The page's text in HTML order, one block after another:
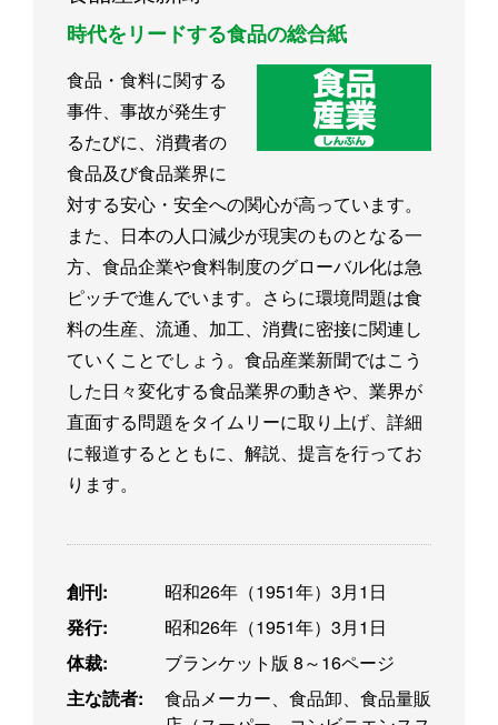
時代をリードする食品の総合紙
食品・食料に関する
事件、事故が発生す
るたびに、消費者の
食品及び食品業界に
対する安心・安全への関心が高っています。
また、日本の人口減少が現実のものとなる一
方、食品企業や食料制度のグローバル化は急
ピッチで進んでいます。さらに環境問題は食
料の生産、流通、加工、消費に密接に関連し
ていくことでしょう。食品産業新聞ではこう
した日々変化する食品業界の動きや、業界が
直面する問題をタイムリーに取り上げ、詳細
に報道するとともに、解説、提言を行ってお
ります。
創刊:
昭和26年（1951年）3月1日
発行:
昭和26年（1951年）3月1日
体裁:
ブランケット版 8～16ページ
主な読者:
食品メーカー、食品卸、食品量販